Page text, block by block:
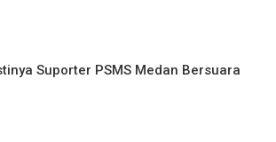
Suporter PSMS Medan Bersuara